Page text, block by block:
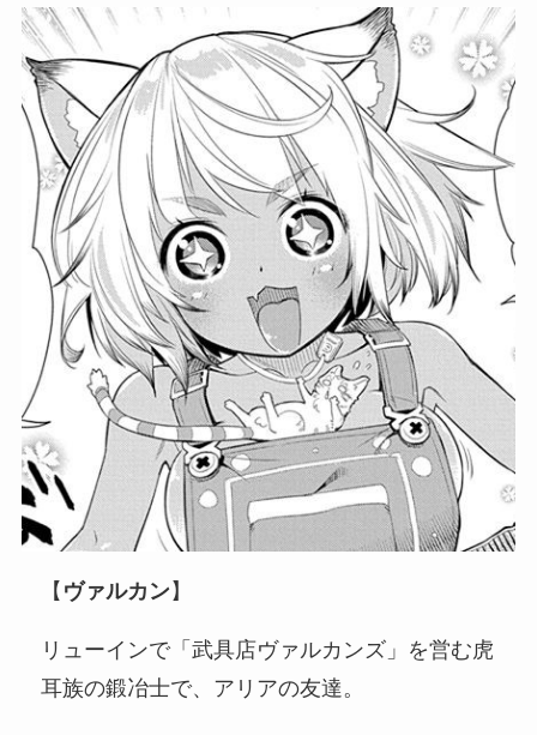
【 ヴァルカン】
リューインで「武具店ヴァルカンズ」を営む虎
耳族の鍛冶士で、アリアの友達。